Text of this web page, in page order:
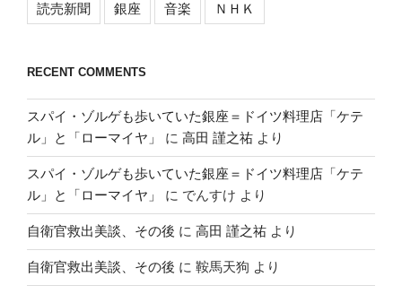
読売新聞 銀座 音楽 ＮＨＫ
RECENT COMMENTS
スパイ・ゾルゲも歩いていた銀座＝ドイツ料理店「ケテ
ル」と「ローマイヤ」
に 高田 謹之祐 より
スパイ・ゾルゲも歩いていた銀座＝ドイツ料理店「ケテ
ル」と「ローマイヤ」
に でんすけ より
自衛官救出美談、その後 に 高田 謹之祐 より
自衛官救出美談、その後 に 鞍馬天狗 より